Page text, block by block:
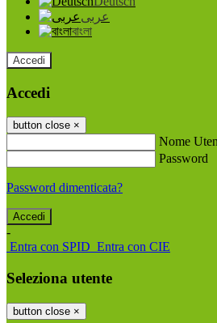
عربى
বাংলা
Accedi
Accedi
button close ×
Nome
Password
Password dimenticata?
-
Entra con SPID Entra con CIE
Seleziona utente
button close ×